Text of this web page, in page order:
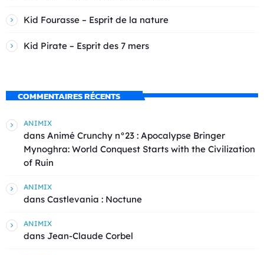
Kid Fourasse – Esprit de la nature
Kid Pirate – Esprit des 7 mers
COMMENTAIRES RÉCENTS
ANIMIX
dans Animé Crunchy n°23 : Apocalypse Bringer
Mynoghra: World Conquest Starts with the Civilization
of Ruin
ANIMIX
dans Castlevania : Noctune
ANIMIX
dans Jean-Claude Corbel